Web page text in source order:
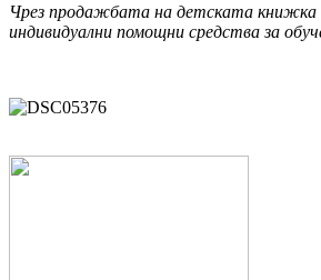
Чрез продажбата на детската книжка
индивидуални помощни средства за